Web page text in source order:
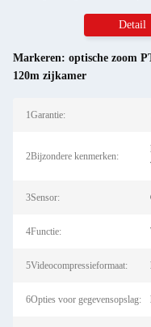
Detail
Markeren: optische zoom
120m zijkamer
1Garantie:
2Bijzondere kenmerken:
3Sensor:
4Functie:
5Videocompressieformaat:
6Opties voor gegevensopslag: